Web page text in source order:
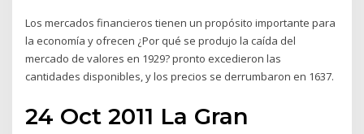
Los mercados financieros tienen un propósito importante para
la economía y ofrecen ¿Por qué se produjo la caída del
mercado de valores en 1929? pronto excedieron las
cantidades disponibles, y los precios se derrumbaron en 1637.
24 Oct 2011 La Gran